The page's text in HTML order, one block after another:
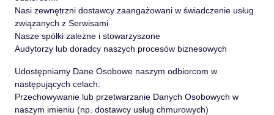
Nasi zewnętrzni dostawcy zaangażowani w świadczenie usług
związanych z Serwisami
Nasze spółki zależne i stowarzyszone
Audytorzy lub doradcy naszych procesów biznesowych
Udostępniamy Dane Osobowe naszym odbiorcom w
następujących celach:
Przechowywanie lub przetwarzanie Danych Osobowych w
naszym imieniu (np. dostawcy usług chmurowych)